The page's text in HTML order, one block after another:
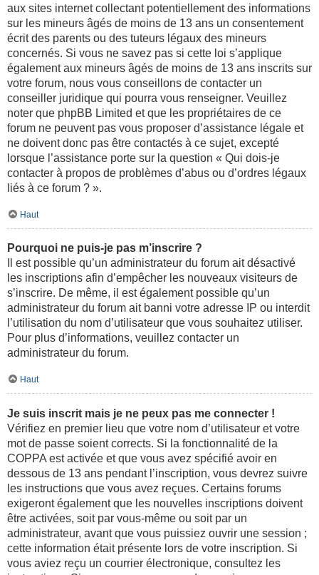
aux sites internet collectant potentiellement des informations
sur les mineurs âgés de moins de 13 ans un consentement
écrit des parents ou des tuteurs légaux des mineurs
concernés. Si vous ne savez pas si cette loi s’applique
également aux mineurs âgés de moins de 13 ans inscrits sur
votre forum, nous vous conseillons de contacter un
conseiller juridique qui pourra vous renseigner. Veuillez
noter que phpBB Limited et que les propriétaires de ce
forum ne peuvent pas vous proposer d’assistance légale et
ne doivent donc pas être contactés à ce sujet, excepté
lorsque l’assistance porte sur la question « Qui dois-je
contacter à propos de problèmes d’abus ou d’ordres légaux
liés à ce forum ? ».
Haut
Pourquoi ne puis-je pas m’inscrire ?
Il est possible qu’un administrateur du forum ait désactivé
les inscriptions afin d’empêcher les nouveaux visiteurs de
s’inscrire. De même, il est également possible qu’un
administrateur du forum ait banni votre adresse IP ou interdit
l’utilisation du nom d’utilisateur que vous souhaitez utiliser.
Pour plus d’informations, veuillez contacter un
administrateur du forum.
Haut
Je suis inscrit mais je ne peux pas me connecter !
Vérifiez en premier lieu que votre nom d’utilisateur et votre
mot de passe soient corrects. Si la fonctionnalité de la
COPPA est activée et que vous avez spécifié avoir en
dessous de 13 ans pendant l’inscription, vous devrez suivre
les instructions que vous avez reçues. Certains forums
exigeront également que les nouvelles inscriptions doivent
être activées, soit par vous-même ou soit par un
administrateur, avant que vous puissiez ouvrir une session ;
cette information était présente lors de votre inscription. Si
vous aviez reçu un courrier électronique, consultez les